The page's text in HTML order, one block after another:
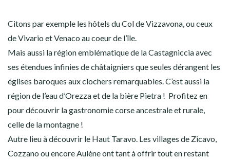
Citons par exemple les hôtels du Col de Vizzavona, ou ceux
de Vivario et Venaco au coeur de l’île.
Mais aussi la région emblématique de la Castagniccia avec
ses étendues infinies de châtaigniers que seules dérangent les
églises baroques aux clochers remarquables. C’est aussi la
région de l’eau d’Orezza et de la bière Pietra ! Profitez en
pour découvrir la gastronomie corse ancestrale et rurale,
celle de la montagne !
Autre lieu à découvrir le Haut Taravo. Les villages de Zicavo,
Cozzano ou encore Aulène ont tant à offrir tout en restant